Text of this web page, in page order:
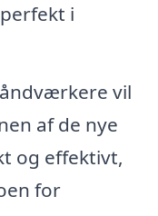
i
vil
af de nye
og effektivt,
for